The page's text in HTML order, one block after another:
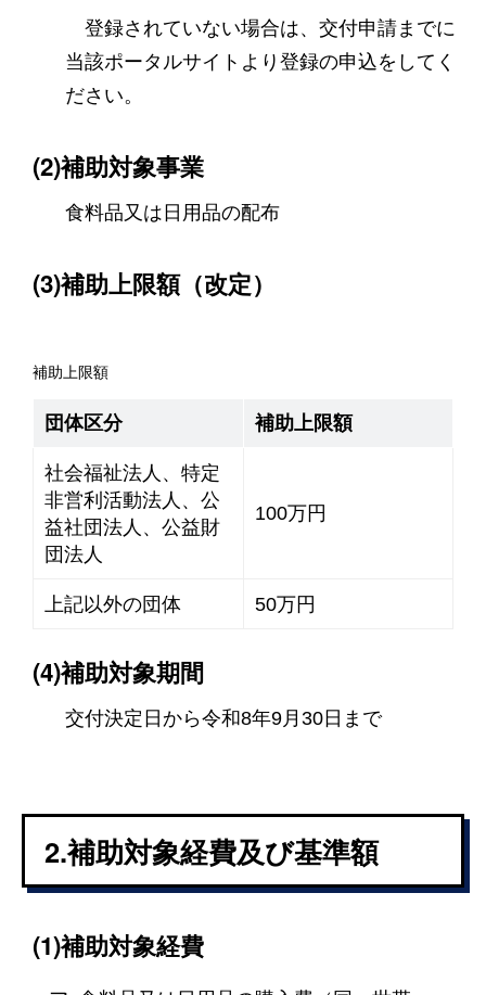
登録されていない場合は、交付申請までに
当該ポータルサイトより登録の申込をしてく
ださい。
(2)補助対象事業
食料品又は日用品の配布
(3)補助上限額（改定）
補助上限額
団体区分 補助上限額
社会福祉法人、特定
非営利活動法人、公
益社団法人、公益財
団法人
100万円
上記以外の団体 50万円
(4)補助対象期間
交付決定日から令和8年9月30日まで
2.補助対象経費及び基準額
(1)補助対象経費